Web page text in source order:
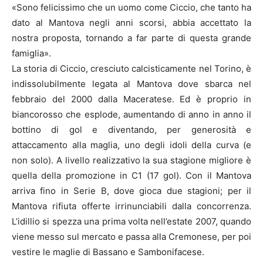
«Sono felicissimo che un uomo come Ciccio, che tanto ha
dato al Mantova negli anni scorsi, abbia accettato la
nostra proposta, tornando a far parte di questa grande
famiglia».
La storia di Ciccio, cresciuto calcisticamente nel Torino, è
indissolubilmente legata al Mantova dove sbarca nel
febbraio del 2000 dalla Maceratese. Ed è proprio in
biancorosso che esplode, aumentando di anno in anno il
bottino di gol e diventando, per generosità e
attaccamento alla maglia, uno degli idoli della curva (e
non solo). A livello realizzativo la sua stagione migliore è
quella della promozione in C1 (17 gol). Con il Mantova
arriva fino in Serie B, dove gioca due stagioni; per il
Mantova rifiuta offerte irrinunciabili dalla concorrenza.
L’idillio si spezza una prima volta nell’estate 2007, quando
viene messo sul mercato e passa alla Cremonese, per poi
vestire le maglie di Bassano e Sambonifacese.